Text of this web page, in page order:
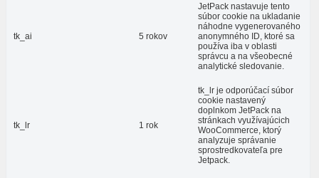
tk_ai 5 rokov
JetPack nastavuje tento
súbor cookie na ukladanie
náhodne vygenerovaného
anonymného ID, ktoré sa
používa iba v oblasti
správcu a na všeobecné
analytické sledovanie.
tk_lr 1 rok
tk_lr je odporúčací súbor
cookie nastavený
doplnkom JetPack na
stránkach využívajúcich
WooCommerce, ktorý
analyzuje správanie
sprostredkovateľa pre
Jetpack.